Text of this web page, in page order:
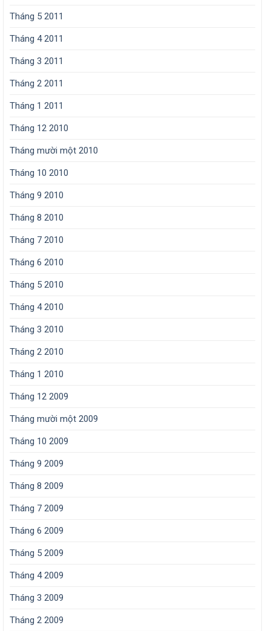
Tháng 5 2011
Tháng 4 2011
Tháng 3 2011
Tháng 2 2011
Tháng 1 2011
Tháng 12 2010
Tháng mười một 2010
Tháng 10 2010
Tháng 9 2010
Tháng 8 2010
Tháng 7 2010
Tháng 6 2010
Tháng 5 2010
Tháng 4 2010
Tháng 3 2010
Tháng 2 2010
Tháng 1 2010
Tháng 12 2009
Tháng mười một 2009
Tháng 10 2009
Tháng 9 2009
Tháng 8 2009
Tháng 7 2009
Tháng 6 2009
Tháng 5 2009
Tháng 4 2009
Tháng 3 2009
Tháng 2 2009